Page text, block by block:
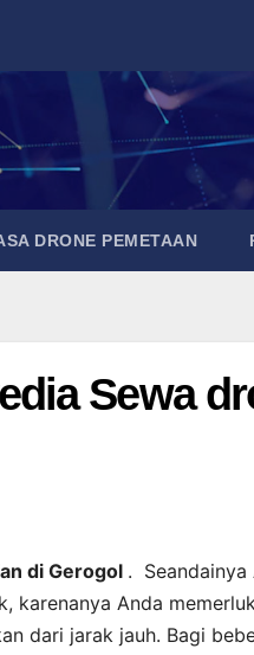
DRONE PEMETAAN
Sewa
di Gerogol . Seandainya
karenanya Anda
dari jarak jauh. Bagi